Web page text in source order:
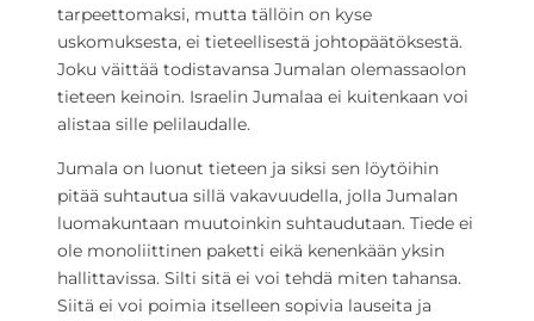
tarpeettomaksi, mutta tällöin on kyse
uskomuksesta, ei tieteellisestä johtopäätöksestä.
Joku väittää todistavansa Jumalan olemassaolon
tieteen keinoin. Israelin Jumalaa ei kuitenkaan voi
alistaa sille pelilaudalle.
Jumala on luonut tieteen ja siksi sen löytöihin
pitää suhtautua sillä vakavuudella, jolla Jumalan
luomakuntaan muutoinkin suhtaudutaan. Tiede ei
ole monoliittinen paketti eikä kenenkään yksin
hallittavissa. Silti sitä ei voi tehdä miten tahansa.
Siitä ei voi poimia itselleen sopivia lauseita ja